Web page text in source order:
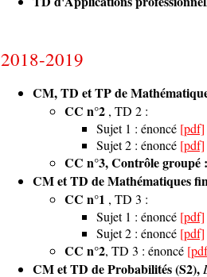
2018-2019
CM, TD et TP de
CC n°2 , TD 2 :
Sujet 1 : énoncé [pdf]
Sujet 2 : énoncé [pdf]
CC n°3, Contrôle groupé :
CM et TD de Mathématiques
CC n°1 , TD 3 :
Sujet 1 : énoncé [pdf]
Sujet 2 : énoncé [pdf]
CC n°2, TD 3 : énoncé
CM et TD de Probabilités (S2),